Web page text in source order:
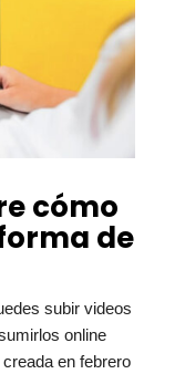
cómo
de
subir videos
online
en febrero